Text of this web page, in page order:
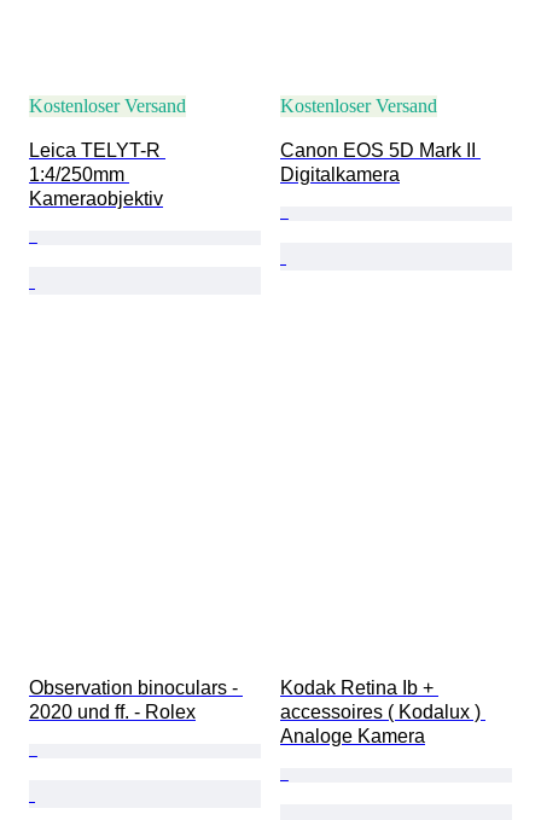
Kostenloser Versand
Leica TELYT-R
1:4/250mm
Kameraobjektiv
Kostenloser Versand
Canon EOS 5D Mark II
Digitalkamera
Observation binoculars -
2020 und ff. - Rolex
Kodak Retina Ib +
accessoires ( Kodalux )
Analoge Kamera